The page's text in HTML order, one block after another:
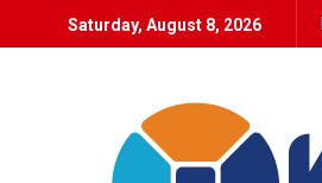
Saturday, August 8, 2026